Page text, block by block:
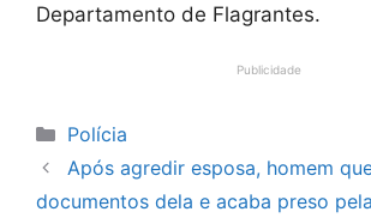
Departamento de Flagrantes.
Publicidade
Categorias
Polícia
Após agredir esposa, homem
documentos dela e acaba preso